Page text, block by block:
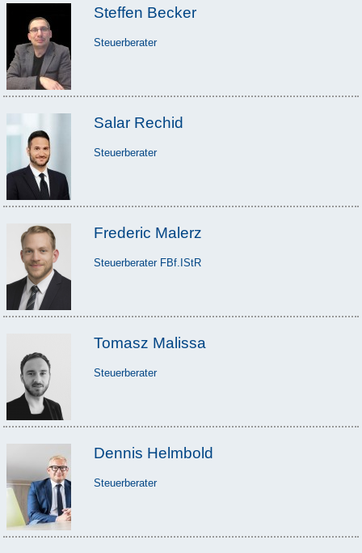
Steffen Becker
Steuerberater
Salar Rechid
Steuerberater
Frederic Malerz
Steuerberater FBf.IStR
Tomasz Malissa
Steuerberater
Dennis Helmbold
Steuerberater